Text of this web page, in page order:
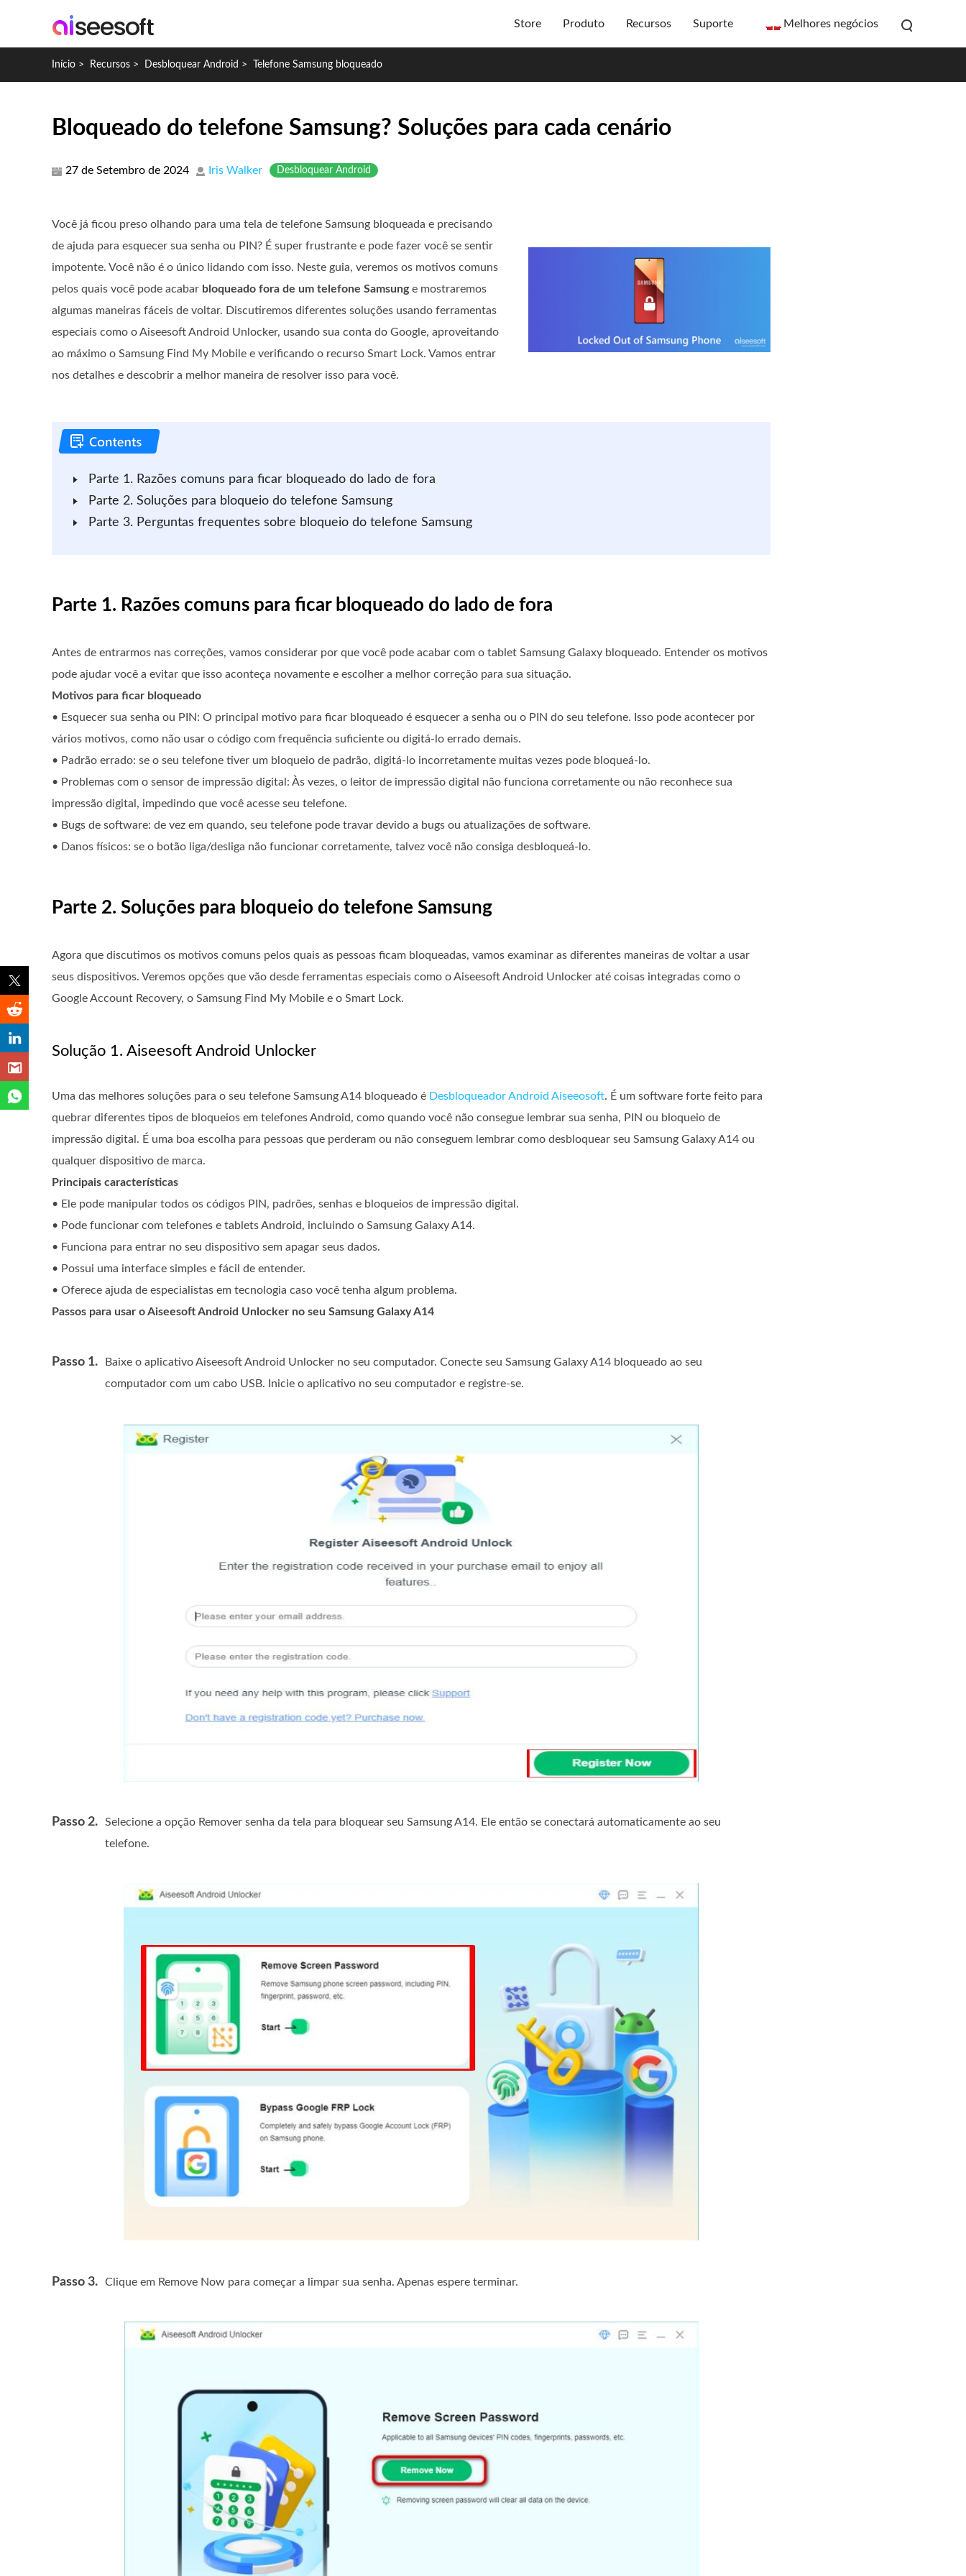
Store Produto Recursos Suporte Melhores negócios
Início > Recursos > Desbloquear Android > Telefone Samsung bloqueado
Bloqueado do telefone Samsung? Soluções para cada cenário
27 de Setembro de 2024 Iris Walker Desbloquear Android
Você já ficou preso olhando para uma tela de telefone Samsung bloqueada e precisando
de ajuda para esquecer sua senha ou PIN? É super frustrante e pode fazer você se sentir
impotente. Você não é o único lidando com isso. Neste guia, veremos os motivos comuns
pelos quais você pode acabar bloqueado fora de um telefone Samsunge mostraremos
algumas maneiras fáceis de voltar. Discutiremos diferentes soluções usando ferramentas
especiais como o Aiseesoft Android Unlocker, usando sua conta do Google, aproveitando
ao máximo o Samsung Find My Mobile e verificando o recurso Smart Lock. Vamos entrar
nos detalhes e descobrir a melhor maneira de resolver isso para você.
Parte 1. Razões comuns para ficar bloqueado do lado de fora
Parte 2. Soluções para bloqueio do telefone Samsung
Parte 3. Perguntas frequentes sobre bloqueio do telefone Samsung
Parte 1. Razões comuns para ficar bloqueado do lado de fora
Antes de entrarmos nas correções, vamos considerar por que você pode acabar com o tablet Samsung Galaxy bloqueado. Entender os motivos
pode ajudar você a evitar que isso aconteça novamente e escolher a melhor correção para sua situação.
Motivos para ficar bloqueado
• Esquecer sua senha ou PIN: O principal motivo para ficar bloqueado é esquecer a senha ou o PIN do seu telefone. Isso pode acontecer por
vários motivos, como não usar o código com frequência suficiente ou digitá-lo errado demais.
• Padrão errado: se o seu telefone tiver um bloqueio de padrão, digitá-lo incorretamente muitas vezes pode bloqueá-lo.
• Problemas com o sensor de impressão digital: Às vezes, o leitor de impressão digital não funciona corretamente ou não reconhece sua
impressão digital, impedindo que você acesse seu telefone.
• Bugs de software: de vez em quando, seu telefone pode travar devido a bugs ou atualizações de software.
• Danos físicos: se o botão liga/desliga não funcionar corretamente, talvez você não consiga desbloqueá-lo.
Parte 2. Soluções para bloqueio do telefone Samsung
Agora que discutimos os motivos comuns pelos quais as pessoas ficam bloqueadas, vamos examinar as diferentes maneiras de voltar a usar
seus dispositivos. Veremos opções que vão desde ferramentas especiais como o Aiseesoft Android Unlocker até coisas integradas como o
Google Account Recovery, o Samsung Find My Mobile e o Smart Lock.
Solução 1. Aiseesoft Android Unlocker
Uma das melhores soluções para o seu telefone Samsung A14 bloqueado é Desbloqueador Android Aiseeosoft. É um software forte feito para
quebrar diferentes tipos de bloqueios em telefones Android, como quando você não consegue lembrar sua senha, PIN ou bloqueio de
impressão digital. É uma boa escolha para pessoas que perderam ou não conseguem lembrar como desbloquear seu Samsung Galaxy A14 ou
qualquer dispositivo de marca.
Principais características
• Ele pode manipular todos os códigos PIN, padrões, senhas e bloqueios de impressão digital.
• Pode funcionar com telefones e tablets Android, incluindo o Samsung Galaxy A14.
• Funciona para entrar no seu dispositivo sem apagar seus dados.
• Possui uma interface simples e fácil de entender.
• Oferece ajuda de especialistas em tecnologia caso você tenha algum problema.
Passos para usar o Aiseesoft Android Unlocker no seu Samsung Galaxy A14
Passo 1.
Baixe o aplicativo Aiseesoft Android Unlocker no seu computador. Conecte seu Samsung Galaxy A14 bloqueado ao seu
computador com um cabo USB. Inicie o aplicativo no seu computador e registre-se.
Passo 2.
Selecione a opção Remover senha da tela para bloquear seu Samsung A14. Ele então se conectará automaticamente ao seu
telefone.
Passo 3. Clique em Remove Now para começar a limpar sua senha. Apenas espere terminar.